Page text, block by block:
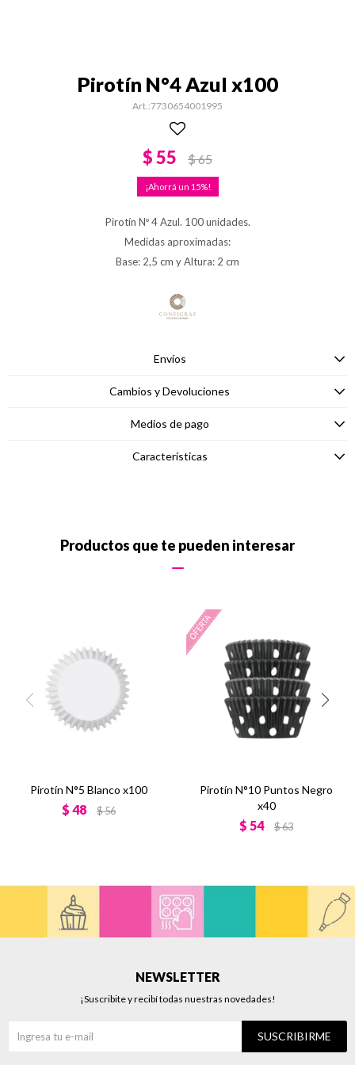
Pirotín N°4 Azul x100
7730654001995
$55 $65
15
Pirotín Nº 4 Azul. 100 unidades.
Medidas aproximadas:
Base: 2,5 cm y Altura: 2 cm
Envíos
Cambios y Devoluciones
Medios de pago
Características
Productos que te pueden interesar
Pirotín N°5 Blanco x100
$ 48 $56
Pirotín N°10 Puntos Negro
x40
$ 54 $63
NEWSLETTER
¡Suscribite y recibí todas nuestras novedades!
SUSCRIBIRME